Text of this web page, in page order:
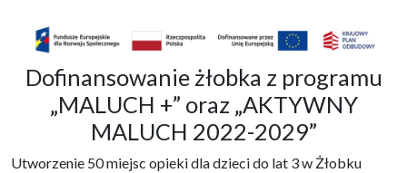
Dofinansowanie żłobka z programu
„MALUCH +” oraz „AKTYWNY
MALUCH 2022-2029”
Utworzenie 50 miejsc opieki dla dzieci do lat 3 w Żłobku